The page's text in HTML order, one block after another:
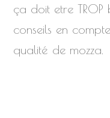
ça doit etre
conseils en
qualité de mozza.